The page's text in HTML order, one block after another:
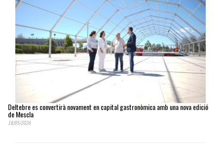
Deltebre es convertirà novament en capital gastronòmica amb una nova edició
de Mescla
18/05/2026